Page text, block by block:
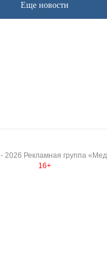
Еще новости
- 2026 Рекламная группа
16+